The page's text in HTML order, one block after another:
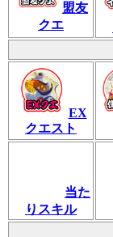
盟友
クエ
EX
クエスト
当た
りスキル